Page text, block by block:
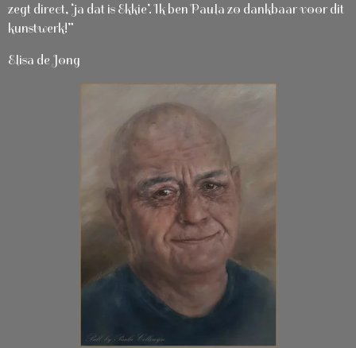
zegt direct, ‘ja dat is Ekkie’. Ik ben Paula zo dankbaar voor dit
kunstwerk!”
Elisa de Jong